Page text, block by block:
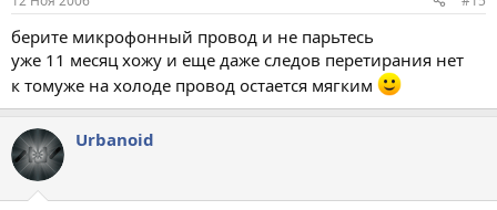
берите микрофонный провод и не парьтесь
уже 11 месяц хожу и еще даже следов перетирания нет
к томуже на холоде провод остается мягким
Urbanoid